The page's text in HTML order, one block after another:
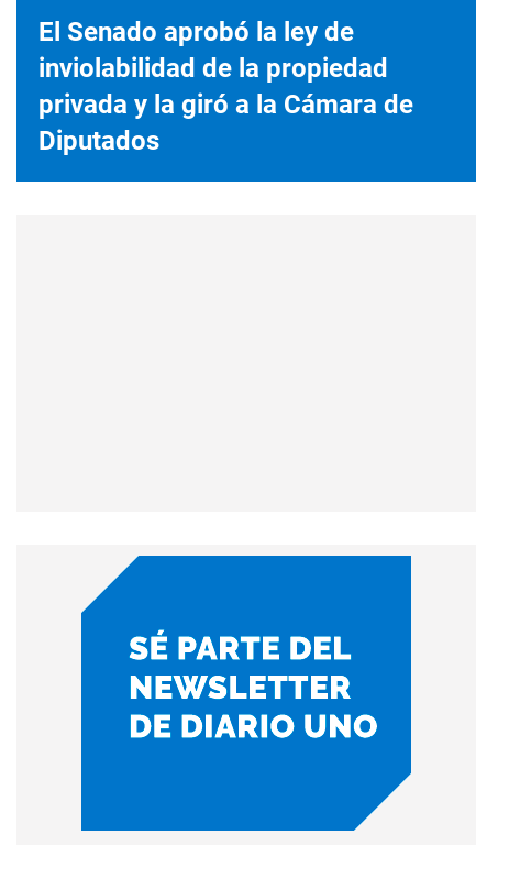
El Senado aprobó la ley de
inviolabilidad de la propiedad
privada y la giró a la Cámara de
Diputados